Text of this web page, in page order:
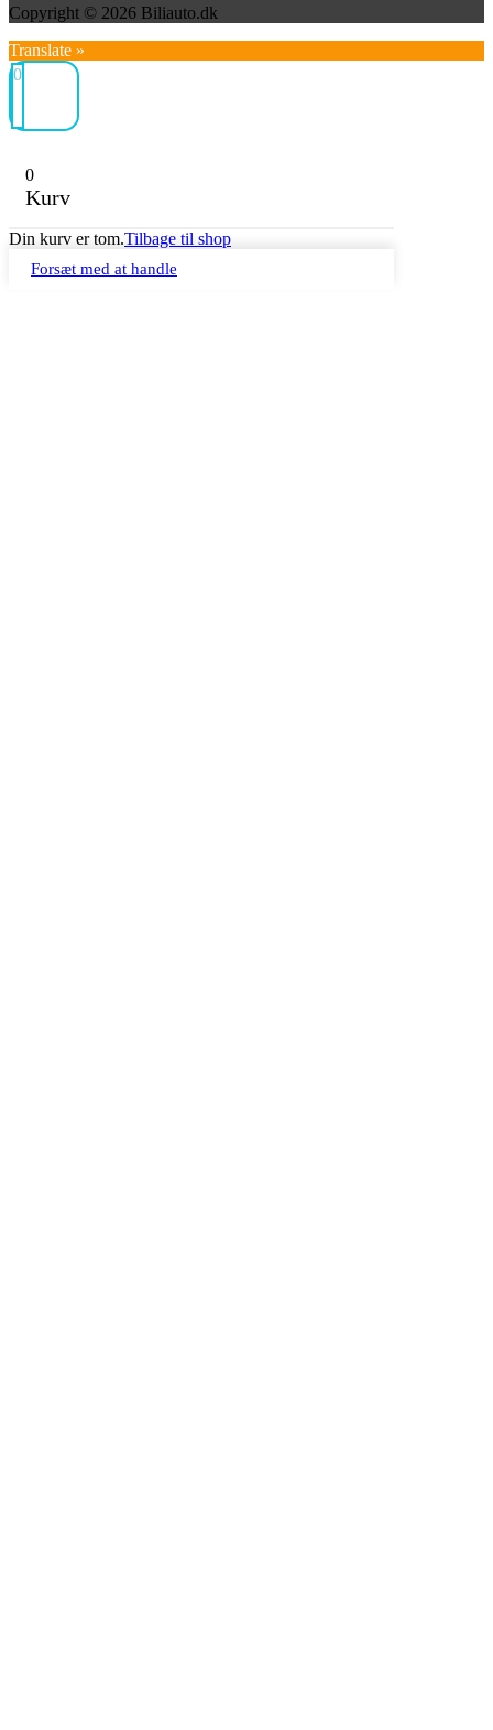
Copyright © 2026 Biliauto.dk
Translate »
0
0
Kurv
Din kurv er tom.Tilbage til shop
Forsæt med at handle